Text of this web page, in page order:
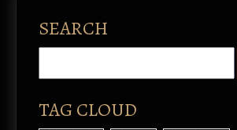
SEARCH
TAG CLOUD